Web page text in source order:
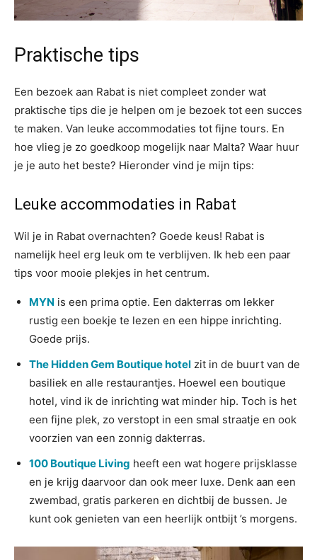
Praktische tips
Een bezoek aan Rabat is niet compleet zonder wat
praktische tips die je helpen om je bezoek tot een succes
te maken. Van leuke accommodaties tot fijne tours. En
hoe vlieg je zo goedkoop mogelijk naar Malta? Waar huur
je je auto het beste? Hieronder vind je mijn tips:
Leuke accommodaties in Rabat
Wil je in Rabat overnachten? Goede keus! Rabat is
namelijk heel erg leuk om te verblijven. Ik heb een paar
tips voor mooie plekjes in het centrum.
MYN is een prima optie. Een dakterras om lekker
rustig een boekje te lezen en een hippe inrichting.
Goede prijs.
The Hidden Gem Boutique hotel zit in de buurt van de
basiliek en alle restaurantjes. Hoewel een boutique
hotel, vind ik de inrichting wat minder hip. Toch is het
een fijne plek, zo verstopt in een smal straatje en ook
voorzien van een zonnig dakterras.
100 Boutique Living heeft een wat hogere prijsklasse
en je krijg daarvoor dan ook meer luxe. Denk aan een
zwembad, gratis parkeren en dichtbij de bussen. Je
kunt ook genieten van een heerlijk ontbijt ’s morgens.